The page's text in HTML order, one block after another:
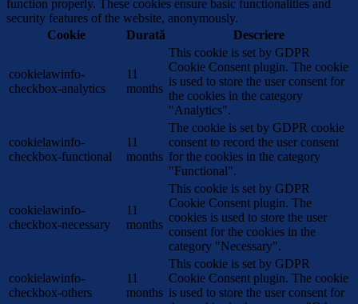
function properly. These cookies ensure basic functionalities and
security features of the website, anonymously.
Cookie
Durată Descriere
cookielawinfo-
checkbox-analytics
11
months
This cookie is set by GDPR
Cookie Consent plugin. The cookie
is used to store the user consent for
the cookies in the category
"Analytics".
cookielawinfo-
checkbox-functional
11
months
The cookie is set by GDPR cookie
consent to record the user consent
for the cookies in the category
"Functional".
cookielawinfo-
checkbox-necessary
11
months
This cookie is set by GDPR
Cookie Consent plugin. The
cookies is used to store the user
consent for the cookies in the
category "Necessary".
cookielawinfo-
checkbox-others
11
months
This cookie is set by GDPR
Cookie Consent plugin. The cookie
is used to store the user consent for